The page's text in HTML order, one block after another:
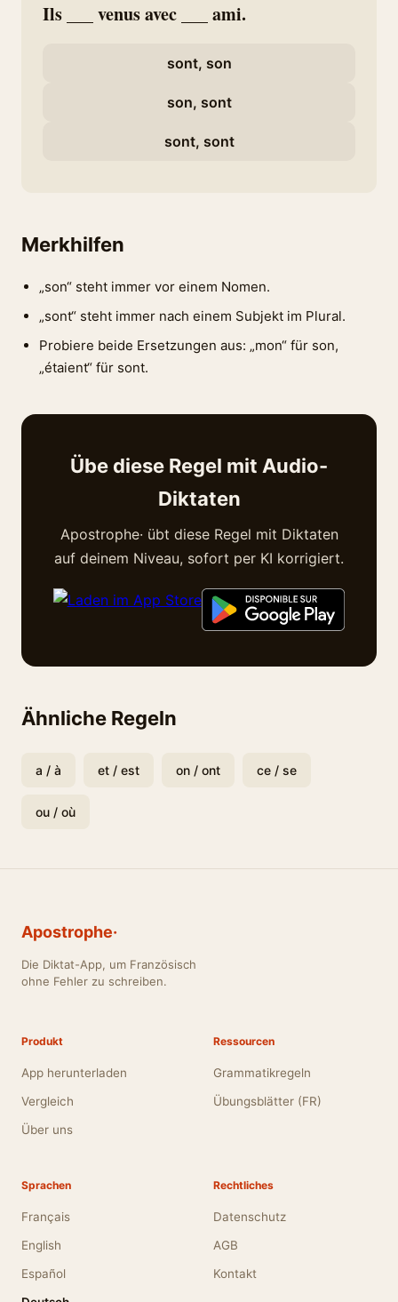
Ils ___ venus avec ___ ami.
sont, son
son, sont
sont, sont
Merkhilfen
„son“ steht immer vor einem Nomen.
„sont“ steht immer nach einem Subjekt im Plural.
Probiere beide Ersetzungen aus: „mon“ für son,
„étaient“ für sont.
Übe diese Regel mit Audio-
Diktaten
Apostrophe· übt diese Regel mit Diktaten
auf deinem Niveau, sofort per KI korrigiert.
Ähnliche Regeln
a / à et / est on / ont ce / se
ou / où
Apostrophe·
Die Diktat-App, um Französisch
ohne Fehler zu schreiben.
Produkt
App herunterladen
Vergleich
Über uns
Ressourcen
Grammatikregeln
Übungsblätter (FR)
Sprachen
Français
English
Español
Rechtliches
Datenschutz
AGB
Kontakt